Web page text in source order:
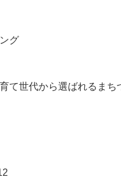
グ
て世代から選ばれるまち